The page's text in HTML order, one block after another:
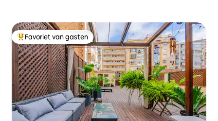
Topfavoriet van gasten
Favoriet van gasten